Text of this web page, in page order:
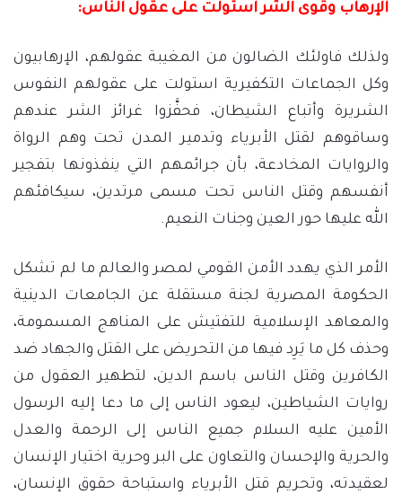
الإرهاب وقوى الشر استولت على عقول الناس:
ولذلك فاولئك الضالون من المغيبة عقولهم، الإرهابيون
وكل الجماعات التكفيرية استولت على عقولهم النفوس
الشريرة وأتباع الشيطان، فحفَّزوا غرائز الشر عندهم
وساقوهم لقتل الأبرياء وتدمير المدن تحت وهم الرواة
والروايات المخادعة، بأن جرائمهم التي ينفذونها بتفجير
أنفسهم وقتل الناس تحت مسمى مرتدين، سيكافئهم
الله عليها حور العين وجنات النعيم.
الأمر الذي يهدد الأمن القومي لمصر والعالم ما لم تشكل
الحكومة المصرية لجنة مستقلة عن الجامعات الدينية
والمعاهد الإسلامية للتفتيش على المناهج المسمومة،
وحذف كل ما يَرِد فيها من التحريض على القتل والجهاد ضد
الكافرين وقتل الناس باسم الدين، لتطهير العقول من
روايات الشياطين، ليعود الناس إلى ما دعا إليه الرسول
الأمين عليه السلام جميع الناس إلى الرحمة والعدل
والحرية والإحسان والتعاون على البر وحرية اختيار الإنسان
لعقيدته، وتحريم قتل الأبرياء واستباحة حقوق الإنسان،